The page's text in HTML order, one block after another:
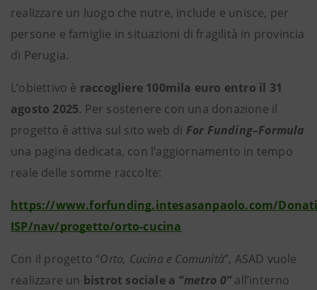
realizzare un luogo che nutre, include e unisce, per
persone e famiglie in situazioni di fragilità in provincia
di Perugia.
L’obiettivo è raccogliere 100mila euro entro il 31
agosto 2025. Per sostenere con una donazione il
progetto è attiva sul sito web di For Funding–Formula
una pagina dedicata, con l’aggiornamento in tempo
reale delle somme raccolte:
https://www.forfunding.intesasanpaolo.com/
ISP/nav/progetto/orto-cucina
Con il progetto “Orto, Cucina e Comunità”, ASAD vuole
realizzare un bistrot sociale a “metro 0” all’interno